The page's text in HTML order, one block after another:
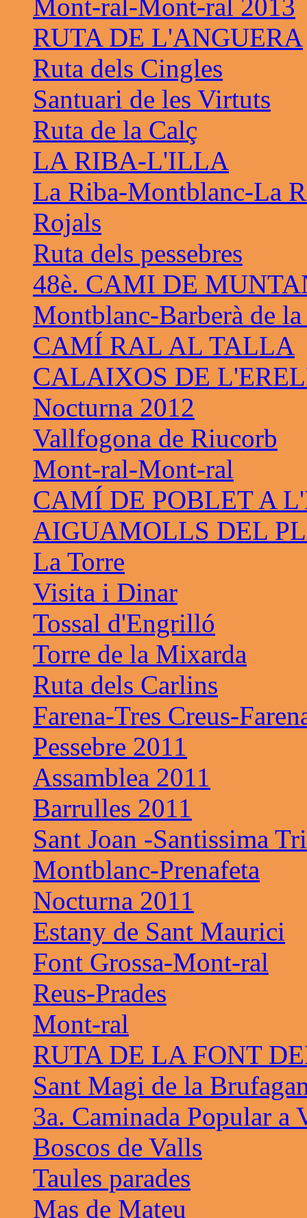
Mont-ral-Mont-ral 2013
RUTA DE L'ANGUERA
Ruta dels Cingles
Santuari de les Virtuts
Ruta de la Calç
LA RIBA-L'ILLA
La Riba-Montblanc-La
Rojals
Ruta dels pessebres
48è. CAMI DE
Montblanc-Barberà de la
CAMÍ RAL AL TALLA
CALAIXOS DE
Nocturna 2012
Vallfogona de Riucorb
Mont-ral-Mont-ral
CAMÍ DE POBLET A
AIGUAMOLLS DEL
La Torre
Visita i Dinar
Tossal d'Engrilló
Torre de la Mixarda
Ruta dels Carlins
Farena-Tres Creus-
Pessebre 2011
Assamblea 2011
Barrulles 2011
Sant Joan -Santissima
Montblanc-Prenafeta
Nocturna 2011
Estany de Sant Maurici
Font Grossa-Mont-ral
Reus-Prades
Mont-ral
RUTA DE LA FONT
Sant Magi de la
3a. Caminada Popular a
Boscos de Valls
Taules parades
Mas de Mateu